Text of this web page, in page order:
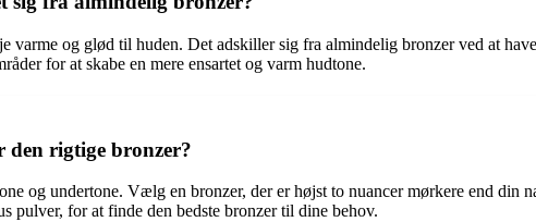
og glød til huden. Det adskiller sig fra almindelig bronzer ved at
for at skabe en mere ensartet og varm hudtone.
rigtige bronzer?
og undertone. Vælg en bronzer, der er højst to nuancer mørkere end din
pulver, for at finde den bedste bronzer til dine behov.